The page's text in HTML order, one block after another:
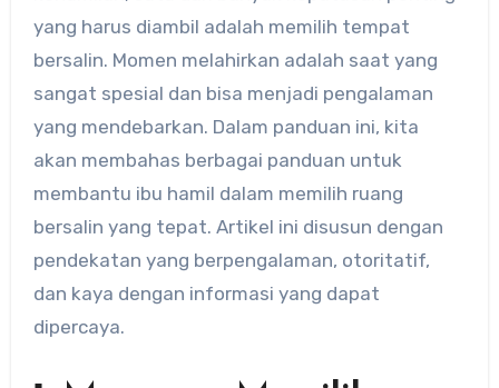
yang harus diambil adalah memilih tempat
bersalin. Momen melahirkan adalah saat yang
sangat spesial dan bisa menjadi pengalaman
yang mendebarkan. Dalam panduan ini, kita
akan membahas berbagai panduan untuk
membantu ibu hamil dalam memilih ruang
bersalin yang tepat. Artikel ini disusun dengan
pendekatan yang berpengalaman, otoritatif,
dan kaya dengan informasi yang dapat
dipercaya.